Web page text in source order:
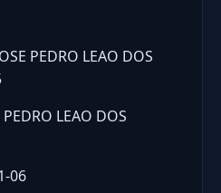
PEDRO LEAO DOS
PEDRO LEAO DOS
06